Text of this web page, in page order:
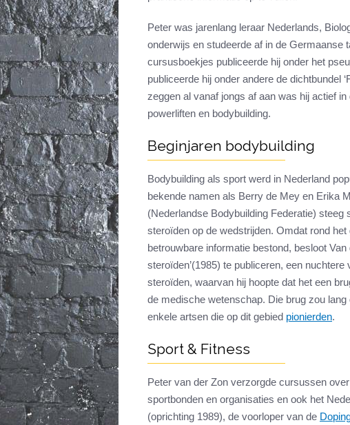
Veel
Peter was jarenlang leraar Nederlands,
onderwijs en studeerde af in de Germaanse
cursusboekjes publiceerde hij onder het
publiceerde hij onder andere de dichtbundel
zeggen al vanaf jongs af aan was hij actief
powerliften en bodybuilding.
Beginjaren bodybuilding
Bodybuilding als sport werd in Nederland
bekende namen als Berry de Mey en Erika
(Nederlandse Bodybuilding Federatie)
steroïden op de wedstrijden. Omdat rond
betrouwbare informatie bestond, besloot Van
steroïden’(1985) te publiceren, een
steroïden, waarvan hij hoopte dat het een
de medische wetenschap. Die brug zou
enkele artsen die op dit gebied pionierden.
Sport & Fitness
Peter van der Zon verzorgde cursussen
sportbonden en organisaties en ook het
(oprichting 1989), de voorloper van de